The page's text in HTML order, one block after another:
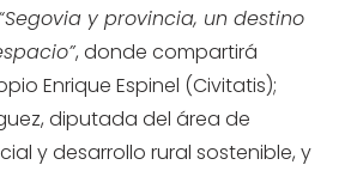
“Segovia y provincia, un destino
, donde compartirá
Enrique Espinel (Civitatis);
diputada del área de
y desarrollo rural sostenible, y